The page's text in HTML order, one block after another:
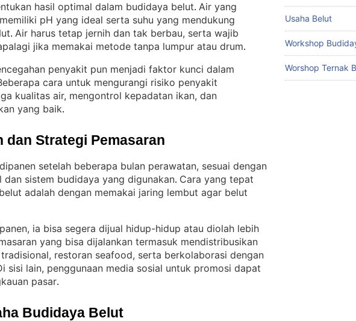
hasil optimal dalam budidaya belut. Air yang
pH yang ideal serta suhu yang mendukung
. Air harus tetap jernih dan tak berbau, serta wajib
jika memakai metode tanpa lumpur atau drum.
penyakit pun menjadi faktor kunci dalam
cara untuk mengurangi risiko penyakit
kualitas air, mengontrol kepadatan ikan, dan
yang baik.
dan Strategi Pemasaran
setelah beberapa bulan perawatan, sesuai dengan
dan sistem budidaya yang digunakan. Cara yang tepat
adalah dengan memakai jaring lembut agar belut
ia bisa segera dijual hidup-hidup atau diolah lebih
yang bisa dijalankan termasuk mendistribusikan
restoran seafood, serta berkolaborasi dengan
sisi lain, penggunaan media sosial untuk promosi dapat
pasar.
Budidaya Belut
Usaha Belut
Workshop
Worshop Ternak